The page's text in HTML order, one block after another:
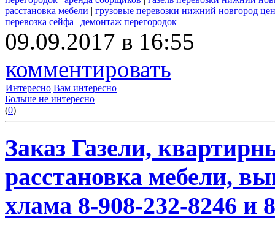
расстановка мебели | грузовые перевозки нижний новгород
перевозка сейфа | демонтаж перегородок
09.09.2017 в 16:55
комментировать
Интересно Вам интересно
Больше не интересно
(0)
Заказ Газели,
расстановка мебели,
хлама 8-908-232-8246 и